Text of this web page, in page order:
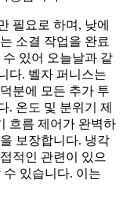
필요로 하며, 낮에
소결 작업을 완료
있어 오늘날과 같
다. 벨자 퍼니스는
분에 모든 추가 투
. 온도 및 분위기 제
흐름 제어가 완벽하
보장합니다. 냉각
적인 관련이 있으
수 있습니다. 이는